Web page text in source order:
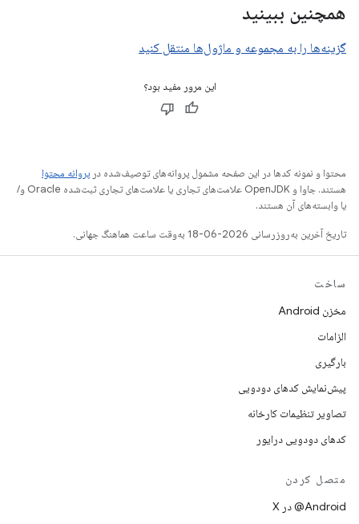
همچنین ببینید
گزینه‌ها را به مجموعه و ماژول‌ها منتقل کنید
این مرور مفید بود؟
محتوا و نمونه کدها در این صفحه مشمول پروانه‌های توصیف‌شده در پروانه محتوا
هستند. جاوا و OpenJDK علامت‌های تجاری یا علامت‌های تجاری ثبت‌شده Oracle و/
یا وابسته‌های آن هستند.
تاریخ آخرین به‌روزرسانی 2026-06-18 به‌وقت ساعت هماهنگ جهانی.
ساخت
مخزن Android
الزامات
بارگیری
پیش‌نمایش کدهای دودویی
تصاویر تنظیمات کارخانه
کدهای دودویی درایور
متصل کردن
‫‎@Android در X